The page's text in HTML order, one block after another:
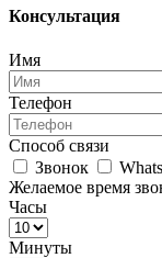
Консультация
Имя
Телефон
Способ связи
Звонок
Желаемое время
Часы
Минуты